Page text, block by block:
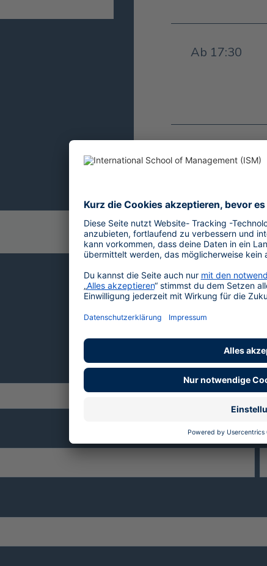
Ab 17:30